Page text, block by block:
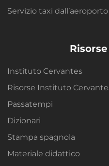
Servizio taxi dall’aeroporto
Instituto Cervantes
Risorse Instituto
Passatempi
Dizionari
Stampa spagnola
Materiale didattico